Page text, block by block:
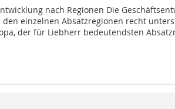
nach Regionen Die
einzelnen Absatzregionen recht
der für Liebherr bedeutendsten